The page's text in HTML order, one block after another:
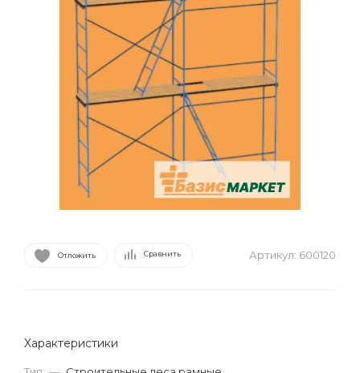
Отложить Сравнить Артикул: 600120
Характеристики